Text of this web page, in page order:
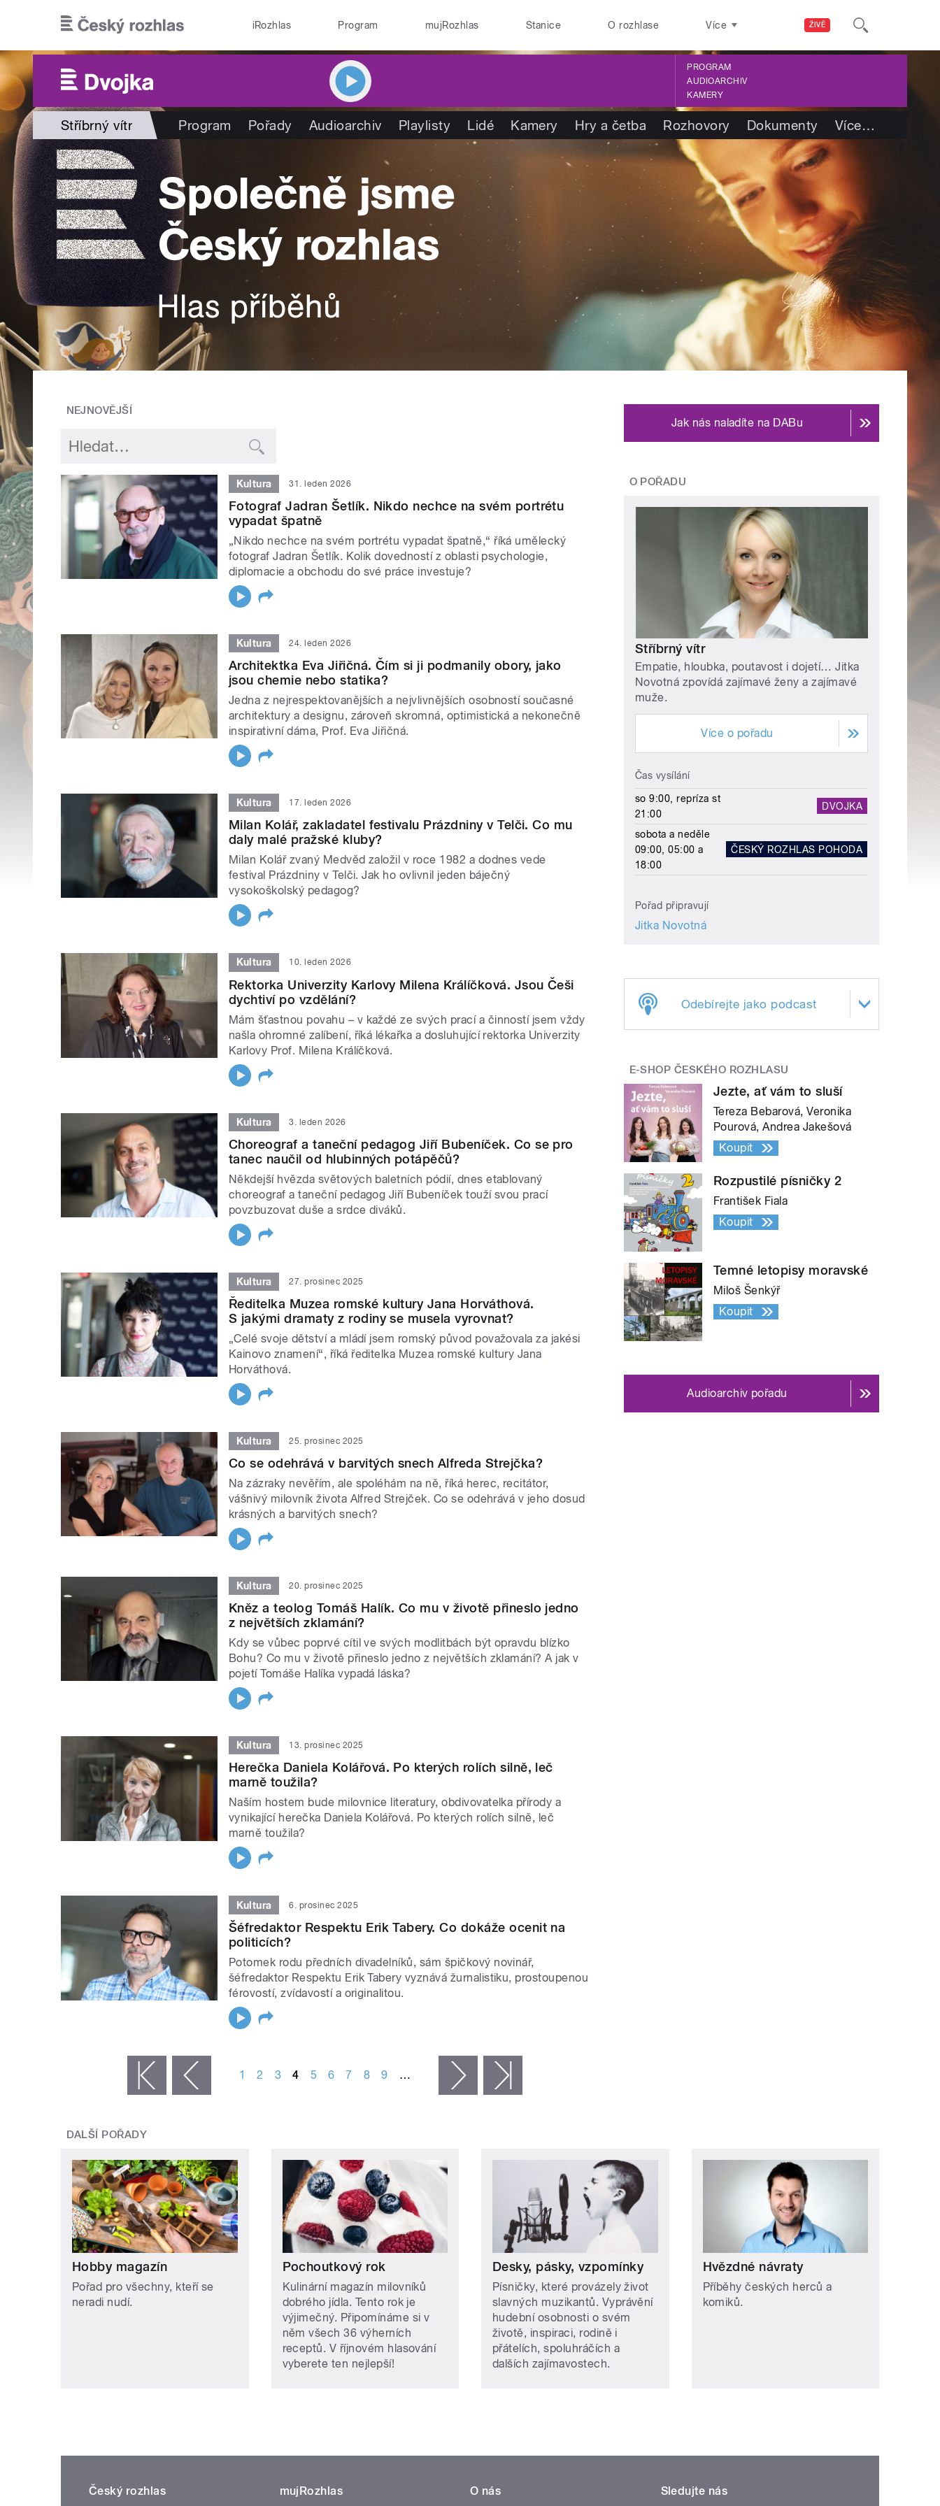
ŽIVĚ
iRozhlas Program mujRozhlas Stanice O rozhlase Více
PROGRAM
AUDIOARCHIV
KAMERY
Stříbrný vítr Program Pořady Audioarchiv Playlisty Lidé Kamery Hry a četba Rozhovory Dokumenty Více…
NEJNOVĚJŠÍ
Kultura 31. leden 2026
Fotograf Jadran Šetlík. Nikdo nechce na svém portrétu
vypadat špatně
„Nikdo nechce na svém portrétu vypadat špatně,“ říká umělecký
fotograf Jadran Šetlík. Kolik dovedností z oblasti psychologie,
diplomacie a obchodu do své práce investuje?
Kultura 24. leden 2026
Architektka Eva Jiřičná. Čím si ji podmanily obory, jako
jsou chemie nebo statika?
Jedna z nejrespektovanějších a nejvlivnějších osobností současné
architektury a designu, zároveň skromná, optimistická a nekonečně
inspirativní dáma, Prof. Eva Jiřičná.
Kultura 17. leden 2026
Milan Kolář, zakladatel festivalu Prázdniny v Telči. Co mu
daly malé pražské kluby?
Milan Kolář zvaný Medvěd založil v roce 1982 a dodnes vede
festival Prázdniny v Telči. Jak ho ovlivnil jeden báječný
vysokoškolský pedagog?
Kultura 10. leden 2026
Rektorka Univerzity Karlovy Milena Králíčková. Jsou Češi
dychtiví po vzdělání?
Mám šťastnou povahu – v každé ze svých prací a činností jsem vždy
našla ohromné zalíbení, říká lékařka a dosluhující rektorka Univerzity
Karlovy Prof. Milena Králíčková.
Kultura 3. leden 2026
Choreograf a taneční pedagog Jiří Bubeníček. Co se pro
tanec naučil od hlubinných potápěčů?
Někdejší hvězda světových baletních pódií, dnes etablovaný
choreograf a taneční pedagog Jiří Bubeníček touží svou prací
povzbuzovat duše a srdce diváků.
Kultura 27. prosinec 2025
Ředitelka Muzea romské kultury Jana Horváthová.
S jakými dramaty z rodiny se musela vyrovnat?
„Celé svoje dětství a mládí jsem romský původ považovala za jakési
Kainovo znamení“, říká ředitelka Muzea romské kultury Jana
Horváthová.
Kultura 25. prosinec 2025
Co se odehrává v barvitých snech Alfreda Strejčka?
Na zázraky nevěřím, ale spoléhám na ně, říká herec, recitátor,
vášnivý milovník života Alfred Strejček. Co se odehrává v jeho dosud
krásných a barvitých snech?
Kultura 20. prosinec 2025
Kněz a teolog Tomáš Halík. Co mu v životě přineslo jedno
z největších zklamání?
Kdy se vůbec poprvé cítil ve svých modlitbách být opravdu blízko
Bohu? Co mu v životě přineslo jedno z největších zklamání? A jak v
pojetí Tomáše Halíka vypadá láska?
Kultura 13. prosinec 2025
Herečka Daniela Kolářová. Po kterých rolích silně, leč
marně toužila?
Naším hostem bude milovnice literatury, obdivovatelka přírody a
vynikající herečka Daniela Kolářová. Po kterých rolích silně, leč
marně toužila?
Kultura 6. prosinec 2025
Šéfredaktor Respektu Erik Tabery. Co dokáže ocenit na
politicích?
Potomek rodu předních divadelníků, sám špičkový novinář,
šéfredaktor Respektu Erik Tabery vyznává žurnalistiku, prostoupenou
férovostí, zvídavostí a originalitou.
‹ předchozí 1 2 3 4 5 6 7 8 9 … následující ›
Jak nás naladíte na DABu
O POŘADU
Stříbrný vítr
Empatie, hloubka, poutavost i dojetí… Jitka
Novotná zpovídá zajímavé ženy a zajímavé
muže.
Více o pořadu
Čas vysílání
so 9:00, repríza st
21:00
DVOJKA
sobota a neděle
09:00, 05:00 a
18:00
ČESKÝ ROZHLAS POHODA
Pořad připravují
Jitka Novotná
Odebírejte jako podcast
E-SHOP ČESKÉHO ROZHLASU
Jezte, ať vám to sluší
Tereza Bebarová, Veronika
Pourová, Andrea Jakešová
Koupit
Rozpustilé písničky 2
František Fiala
Koupit
Temné letopisy moravské
Miloš Šenkýř
Koupit
Audioarchiv pořadu
DALŠÍ POŘADY
Hobby magazín
Pořad pro všechny, kteří se
neradi nudí.
Pochoutkový rok
Kulinární magazín milovníků
dobrého jídla. Tento rok je
výjimečný. Připomínáme si v
něm všech 36 výherních
receptů. V říjnovém hlasování
vyberete ten nejlepší!
Desky, pásky, vzpomínky
Písničky, které provázely život
slavných muzikantů. Vyprávění
hudební osobnosti o svém
životě, inspiraci, rodině i
přátelích, spoluhráčích a
dalších zajímavostech.
Hvězdné návraty
Příběhy českých herců a
komiků.
Český rozhlas mujRozhlas O nás Sledujte nás